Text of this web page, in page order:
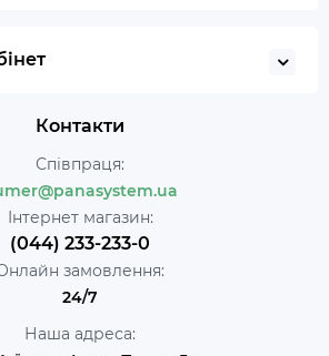
Контакти
Співпраця:
Інтернет магазин:
(044) 233-233-0
замовлення:
24/7
Наша адреса: